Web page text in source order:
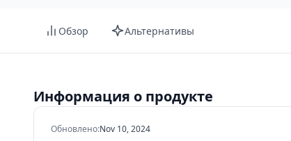
Обзор Альтернативы
Информация о продукте
Обновлено:Nov 10, 2024